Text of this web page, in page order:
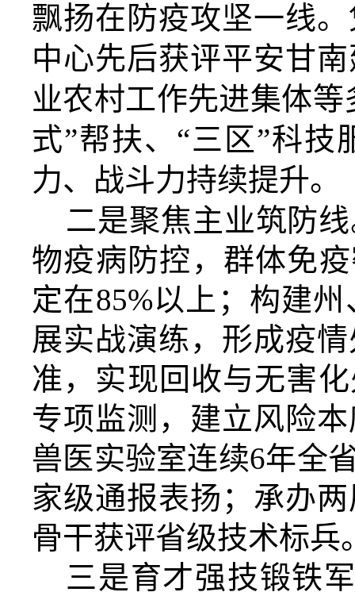
飘扬在防疫攻坚一线
中心先后获评平安甘
业农村工作先进集体
式”帮扶、“三区”科技
力、战斗力持续提升。
二是聚焦主业筑防线
物疫病防控，群体免
定在85%以上 ； 构建州
展实战演练，形成疫
准，实现回收与无害
专项监测，建立风险
兽医实验室连续6年全
家级通报表扬 ； 承办
骨干获评省级技术标兵
三是育才强技锻铁